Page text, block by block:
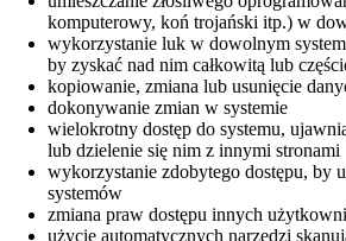
komputerowy, koń trojański itp.) w
wykorzystanie luk w dowolnym
by zyskać nad nim całkowitą lub
kopiowanie, zmiana lub usunięcie
dokonywanie zmian w systemie
wielokrotny dostęp do systemu,
lub dzielenie się nim z innymi stronami
wykorzystanie zdobytego dostępu, by
systemów
zmiana praw dostępu innych
użycie automatycznych narzędzi